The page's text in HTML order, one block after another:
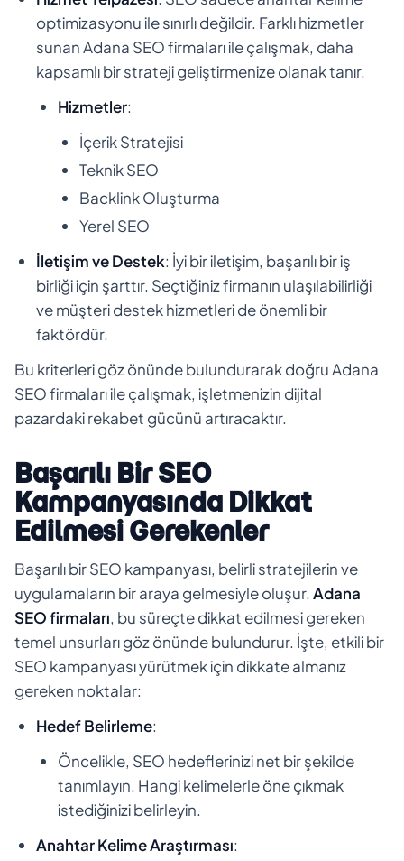
optimizasyonu ile sınırlı değildir. Farklı hizmetler
sunan Adana SEO firmaları ile çalışmak, daha
kapsamlı bir strateji geliştirmenize olanak tanır.
Hizmetler:
İçerik Stratejisi
Teknik SEO
Backlink Oluşturma
Yerel SEO
İletişim ve Destek: İyi bir iletişim, başarılı bir iş
birliği için şarttır. Seçtiğiniz firmanın ulaşılabilirliği
ve müşteri destek hizmetleri de önemli bir
faktördür.
Bu kriterleri göz önünde bulundurarak doğru Adana
SEO firmaları ile çalışmak, işletmenizin dijital
pazardaki rekabet gücünü artıracaktır.
Başarılı Bir SEO
Kampanyasında Dikkat
Edilmesi Gerekenler
Başarılı bir SEO kampanyası, belirli stratejilerin ve
uygulamaların bir araya gelmesiyle oluşur. Adana
SEO firmaları, bu süreçte dikkat edilmesi gereken
temel unsurları göz önünde bulundurur. İşte, etkili bir
SEO kampanyası yürütmek için dikkate almanız
gereken noktalar:
Hedef Belirleme:
Öncelikle, SEO hedeflerinizi net bir şekilde
tanımlayın. Hangi kelimelerle öne çıkmak
istediğinizi belirleyin.
Anahtar Kelime Araştırması: